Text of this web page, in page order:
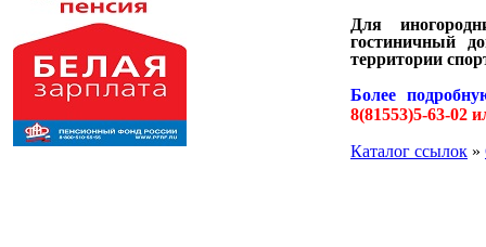
Для
гостиничный
территории
Более
8(81553)5-63-02
Каталог ссылок »